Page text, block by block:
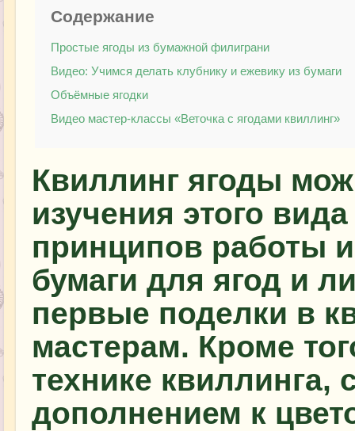
Содержание
Простые ягоды из бумажной филиграни
Видео: Учимся делать клубнику и ежевику из бумаги
Объёмные ягодки
Видео мастер-классы «Веточка с ягодами квиллинг»
Квиллинг ягоды
изучения этого
принципов работы
бумаги для ягод и
первые поделки в
мастерам. Кроме
технике квиллинга,
дополнением к